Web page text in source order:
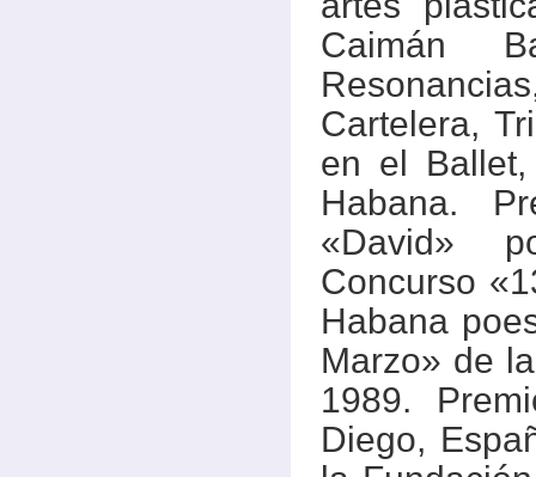
Caimán
Cartelera,
en el
Habana.
«David»
Concurso
Habana
Marzo» de
1989.
Diego,